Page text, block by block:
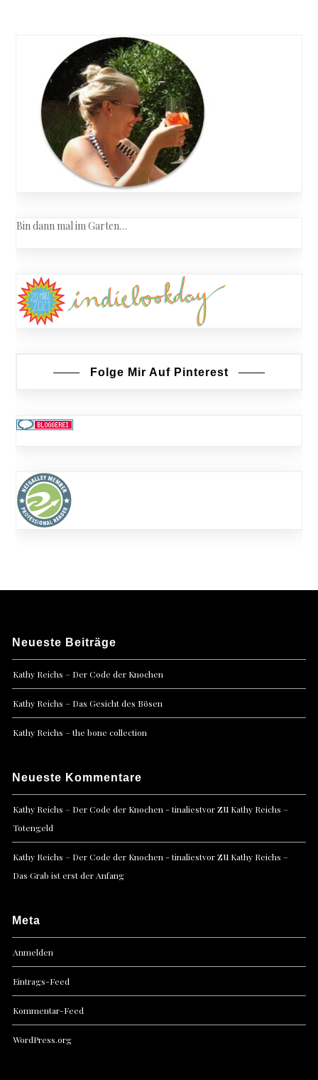
navigation
Bin dann mal im Garten…
Folge Mir Auf Pinterest
Neueste Beiträge
Kathy Reichs – Der Code der Knochen
Kathy Reichs – Das Gesicht des Bösen
Kathy Reichs – the bone collection
Neueste Kommentare
Kathy Reichs – Der Code der Knochen - tinaliestvorzu Kathy Reichs –
Totengeld
Kathy Reichs – Der Code der Knochen - tinaliestvorzu Kathy Reichs –
Das Grab ist erst der Anfang
Meta
Anmelden
Eintrags-Feed
Kommentar-Feed
WordPress.org